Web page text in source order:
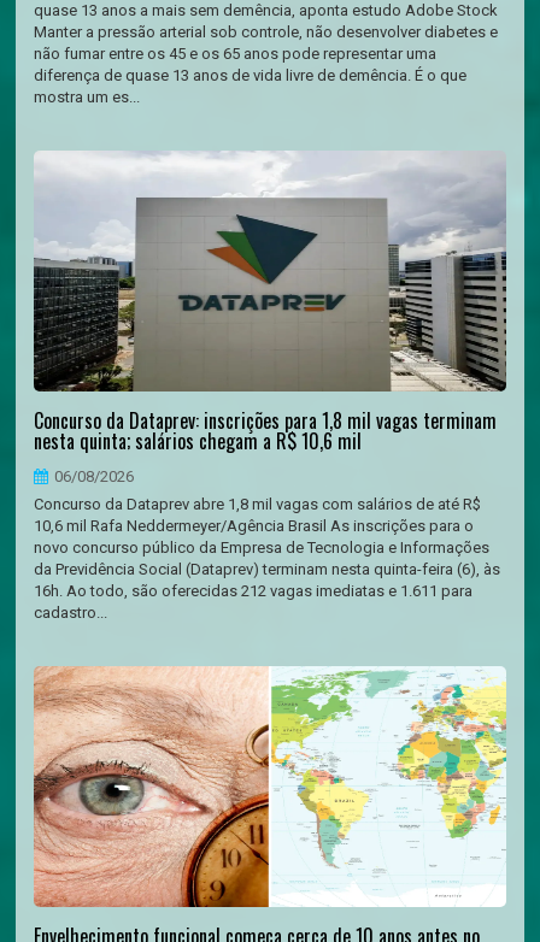
quase 13 anos a mais sem demência, aponta estudo Adobe Stock
Manter a pressão arterial sob controle, não desenvolver diabetes e
não fumar entre os 45 e os 65 anos pode representar uma
diferença de quase 13 anos de vida livre de demência. É o que
mostra um es...
Concurso da Dataprev: inscrições para 1,8 mil vagas terminam
nesta quinta; salários chegam a R$ 10,6 mil
06/08/2026
Concurso da Dataprev abre 1,8 mil vagas com salários de até R$
10,6 mil Rafa Neddermeyer/Agência Brasil As inscrições para o
novo concurso público da Empresa de Tecnologia e Informações
da Previdência Social (Dataprev) terminam nesta quinta-feira (6), às
16h. Ao todo, são oferecidas 212 vagas imediatas e 1.611 para
cadastro...
Envelhecimento funcional começa cerca de 10 anos antes no